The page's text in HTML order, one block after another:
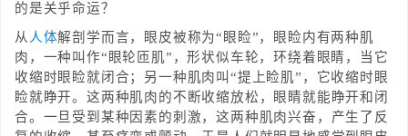
的是关乎命运？
从 人体解剖学而言，眼皮被称为“眼睑”，眼睑内有两种肌
肉，一种叫作“眼轮匝肌”，形状似车轮，环绕着眼睛，当它
收缩时眼睑就闭合；另一种肌肉叫“提上睑肌”，它收缩时眼
睑就睁开。这两种肌肉的不断收缩放松，眼睛就能睁开和闭
合。一旦受到某种因素的刺激，这两种肌肉兴奋，产生了反